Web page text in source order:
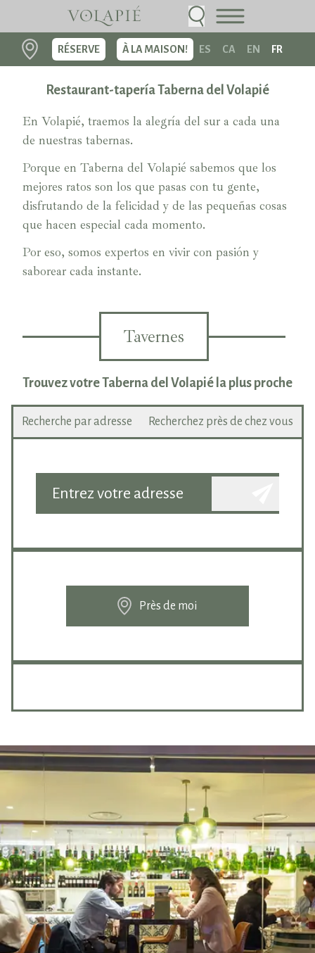
RÉSERVE À LA MAISON! ES CA EN FR
Restaurant-tapería Taberna del Volapié
En Volapié, traemos la alegría del sur a cada una
de nuestras tabernas.
Porque en Taberna del Volapié sabemos que los
mejores ratos son los que pasas con tu gente,
disfrutando de la felicidad y de las pequeñas cosas
que hacen especial cada momento.
Por eso, somos expertos en vivir con pasión y
saborear cada instante.
Tavernes
Trouvez votre Taberna del Volapié la plus proche
Recherche par adresse Recherchez près de chez vous
Près de moi